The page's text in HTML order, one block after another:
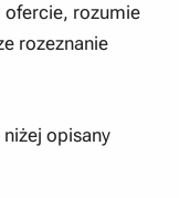
rozumie
rozeznanie
niżej opisany